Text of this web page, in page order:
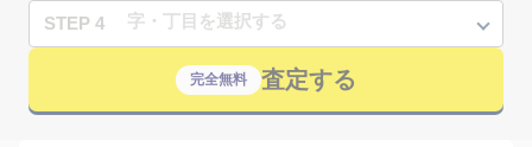
STEP 4
完全無料 査定する